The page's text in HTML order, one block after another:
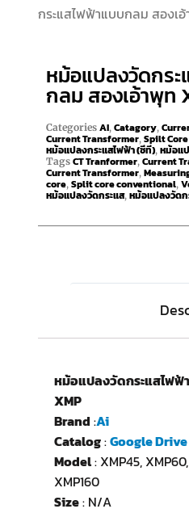
กระแสไฟฟ้าแบบกลม สองเ
หม้อแปลงวัดกร
กลม สองเอ้าพุท
Categories AI, Catagory,
Current Transformer, Spilt
หม้อแปลงกระแสไฟฟ้า (ซีที), หม้อแ
Tags CT Tranformer, Current
Current Transformer,
core, Split core conventional,
หม้อแปลงวัดกระแส, หม้อแปลงวัดก
หม้อแปลงวัดกระแสไฟฟ้
XMP
Brand :Ai
Catalog:Google Drive
Model: XMP45,
XMP160
Size: N/A